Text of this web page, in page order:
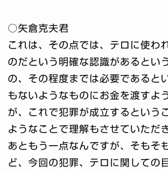
○矢倉克夫君
これは、その点では、テロに使わ
のだという明確な認識があるとい
の、その程度までは必要であると
もないようなものにお金を渡すよ
が、これで犯罪が成立するという
ようなことで理解もさせていただ
あともう一点なんですが、そもそ
ど、今回の犯罪、テロに関しての